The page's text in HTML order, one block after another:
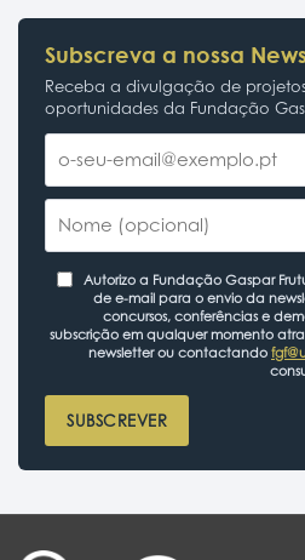
Subscreva a nossa
Receba a divulgação de
oportunidades da Fundação
Autorizo a Fundação Gaspar
de e-mail para o envio da
concursos, conferências e
subscrição em qualquer momento
newsletter ou contactando
SUBSCREVER